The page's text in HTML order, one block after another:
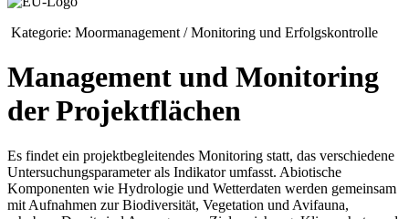
Kategorie: Moormanagement / Monitoring und Erfolgskontrolle
Management und Monitoring
der Projektflächen
Es findet ein projektbegleitendes Monitoring statt, das verschiedene
Untersuchungsparameter als Indikator umfasst. Abiotische
Komponenten wie Hydrologie und Wetterdaten werden gemeinsam
mit Aufnahmen zur Biodiversität, Vegetation und Avifauna,